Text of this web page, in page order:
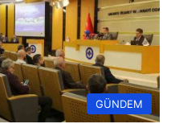
GÜNDEM